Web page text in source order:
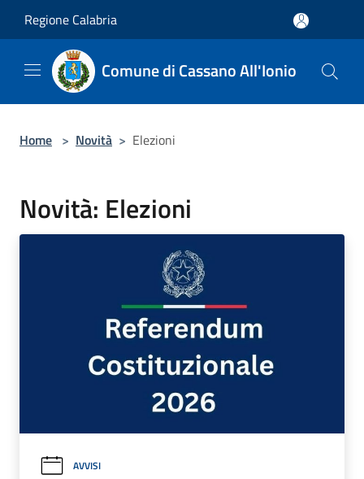
Regione Calabria
Comune di Cassano All'Ionio
Home > Novità > Elezioni
Novità: Elezioni
AVVISI